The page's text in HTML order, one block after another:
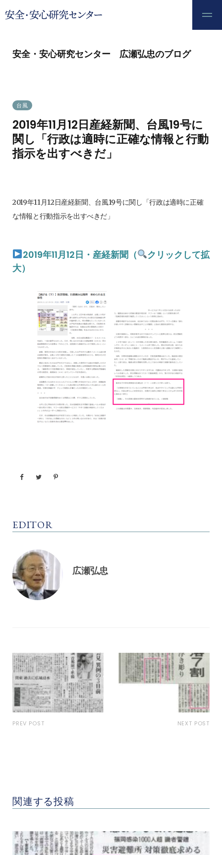
安全・安心研究センター 広瀬弘忠のブログ
台風
2019年11月12日産経新聞、台風19号に
関し「行政は適時に正確な情報と行動
指示を出すべきだ」
2019年11月12日産経新聞、台風19号に関し「行政は適時に正確
な情報と行動指示を出すべきだ」
2019年11月12日・産経新聞（
クリックして拡
大）
EDITOR
広瀬弘忠
PREV POST NEXT POST
関連する投稿